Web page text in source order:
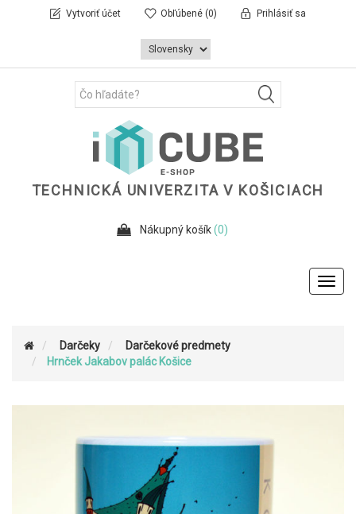
Vytvoriť účet Obľúbené (0) Prihlásiť sa
TECHNICKÁ UNIVERZITA V KOŠICIACH
Nákupný košík(0)
Darčeky
Darčekové predmety
Hrnček Jakabov palác Košice